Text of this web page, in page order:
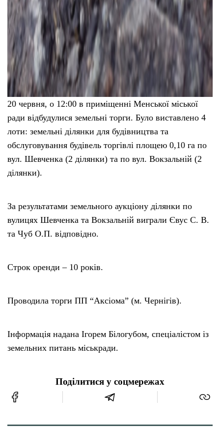
20 червня, о 12:00 в приміщенні Менської міської
ради відбудулися земельні торги. Було виставлено 4
лоти: земельні ділянки для будівництва та
обслуговування будівель торгівлі площею 0,10 га по
вул. Шевченка (2 ділянки) та по вул. Вокзальній (2
ділянки).
За результатами земельного аукціону ділянки по
вулицях Шевченка та Вокзальній виграли Євус С. В.
та Чуб О.П. відповідно.
Строк оренди – 10 років.
Проводила торги ПП “Аксіома” (м. Чернігів).
Інформація надана Ігорем Білогубом, спеціалістом із
земельних питань міськради.
Поділитися у соцмережах